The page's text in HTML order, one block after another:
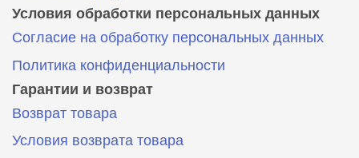
Условия обработки персональных данных
Согласие на обработку персональных данных
Политика конфиденциальности
Гарантии и возврат
Возврат товара
Условия возврата товара